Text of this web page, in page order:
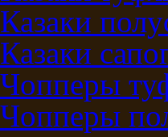
Казаки
Казаки
Чопперы
Чопперы